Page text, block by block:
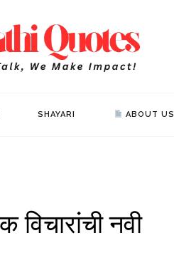
SHAYARI ABOUT US
विचारांची नवी